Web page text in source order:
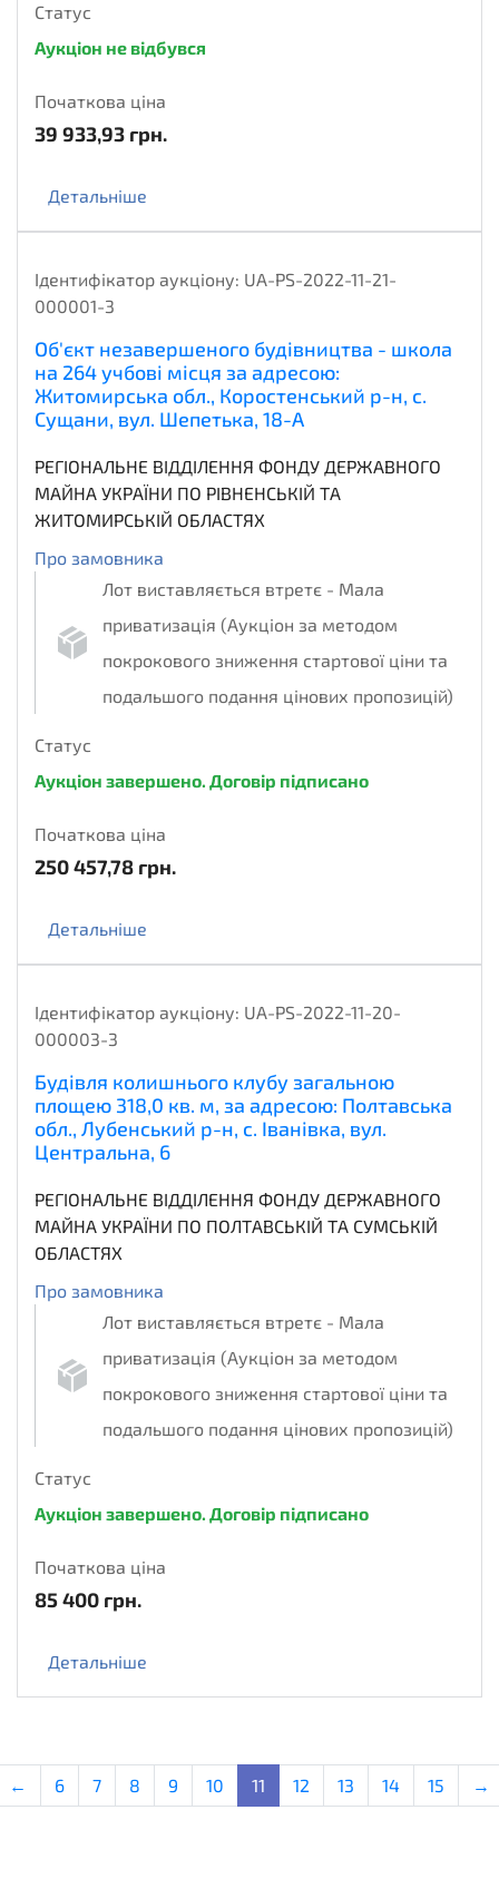
Статус
Аукціон не відбувся
Початкова ціна
39 933,93 грн.
Детальніше
Ідентифікатор аукціону: UA-PS-2022-11-21-
000001-3
Об'єкт незавершеного будівництва - школа
на 264 учбові місця за адресою:
Житомирська обл., Коростенський р-н, с.
Сущани, вул. Шепетька, 18-А
РЕГІОНАЛЬНЕ ВІДДІЛЕННЯ ФОНДУ ДЕРЖАВНОГО
МАЙНА УКРАЇНИ ПО РІВНЕНСЬКІЙ ТА
ЖИТОМИРСЬКІЙ ОБЛАСТЯХ
Про замовника
Лот виставляється втретє - Мала
приватизація (Аукціон за методом
покрокового зниження стартової ціни та
подальшого подання цінових пропозицій)
Статус
Аукціон завершено. Договір підписано
Початкова ціна
250 457,78 грн.
Детальніше
Ідентифікатор аукціону: UA-PS-2022-11-20-
000003-3
Будівля колишнього клубу загальною
площею 318,0 кв. м, за адресою: Полтавська
обл., Лубенський р-н, с. Іванівка, вул.
Центральна, 6
РЕГІОНАЛЬНЕ ВІДДІЛЕННЯ ФОНДУ ДЕРЖАВНОГО
МАЙНА УКРАЇНИ ПО ПОЛТАВСЬКІЙ ТА СУМСЬКІЙ
ОБЛАСТЯХ
Про замовника
Лот виставляється втретє - Мала
приватизація (Аукціон за методом
покрокового зниження стартової ціни та
подальшого подання цінових пропозицій)
Статус
Аукціон завершено. Договір підписано
Початкова ціна
85 400 грн.
Детальніше
← 6 7 8 9 10 11 12 13 14 15 →